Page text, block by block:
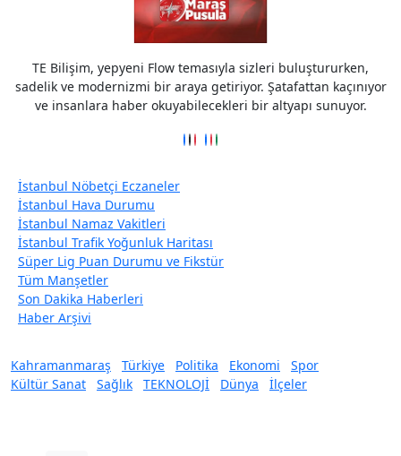
TE Bilişim, yepyeni Flow temasıyla sizleri buluştururken,
sadelik ve modernizmi bir araya getiriyor. Şatafattan kaçınıyor
ve insanlara haber okuyabilecekleri bir altyapı sunuyor.
İstanbul Nöbetçi Eczaneler
İstanbul Hava Durumu
İstanbul Namaz Vakitleri
İstanbul Trafik Yoğunluk Haritası
Süper Lig Puan Durumu ve Fikstür
Tüm Manşetler
Son Dakika Haberleri
Haber Arşivi
Kahramanmaraş Türkiye Politika Ekonomi
Spor
Kültür Sanat
Sağlık TEKNOLOJİ Dünya İlçeler